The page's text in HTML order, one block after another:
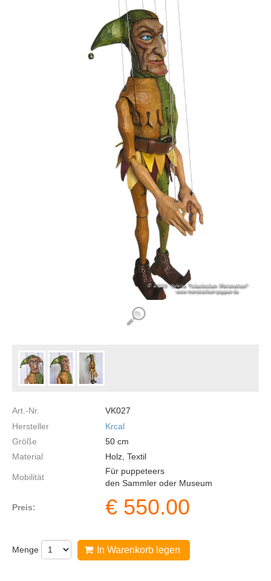
Art.-Nr.
VK027
Hersteller
Krcal
Größe
50 cm
Material
Holz, Textil
Mobilität
Für puppeteers
den Sammler oder Museum
Preis: € 550.00
Menge In Warenkorb legen